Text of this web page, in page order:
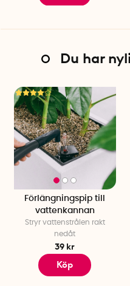
Du har
Förlängningspip till
vattenkannan
Stryr vattenstrålen rakt
nedåt
39 kr
Köp